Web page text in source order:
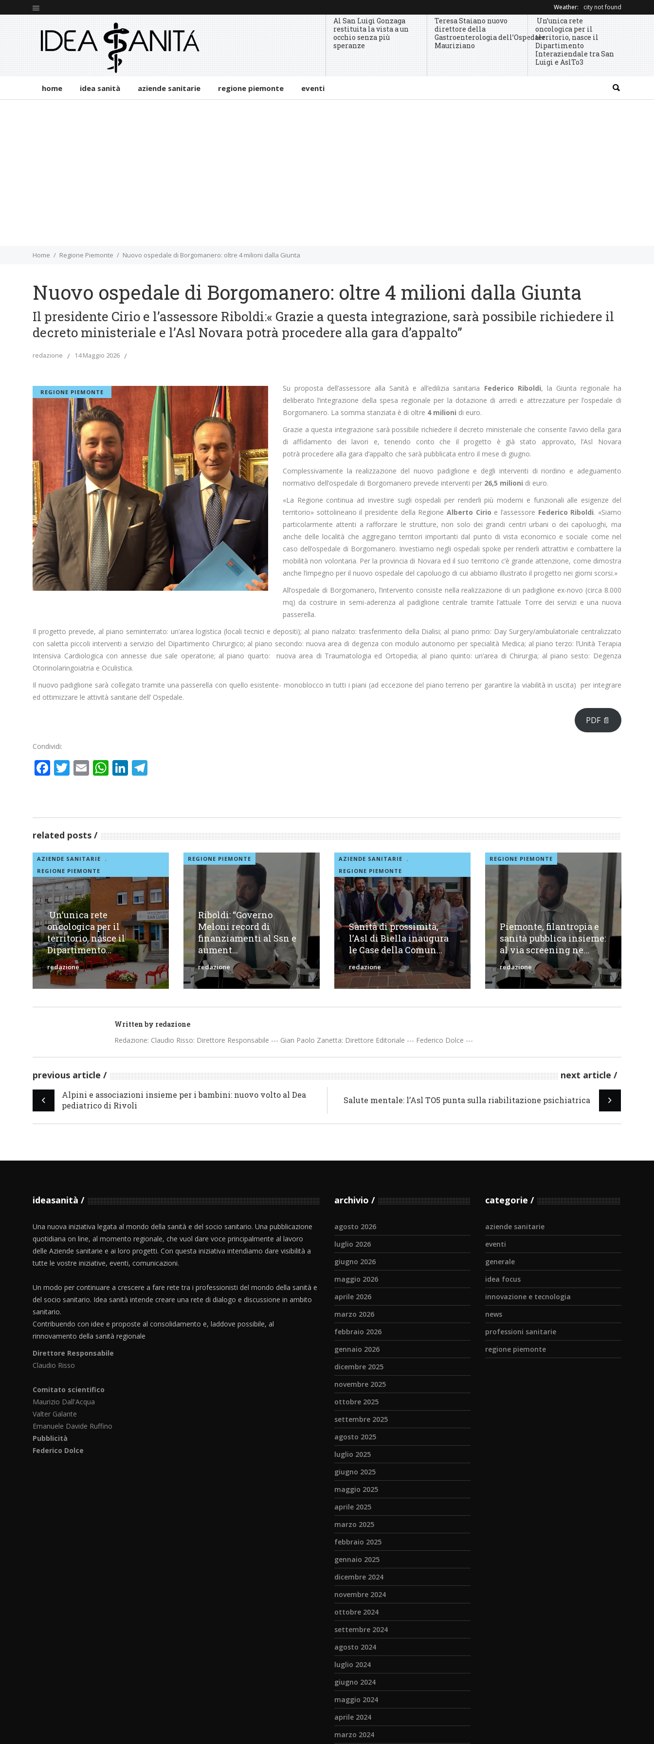
Weather: city not found
Al San Luigi Gonzaga
restituita la vista a un
occhio senza più
speranze
Teresa Staiano nuovo
direttore della
Gastroenterologia dell’Ospedale
Mauriziano
Un’unica rete
oncologica per il
territorio, nasce il
Dipartimento
Interaziendale tra San
Luigi e AslTo3
home idea sanità aziende sanitarie regione piemonte eventi
Home Regione Piemonte Nuovo ospedale di Borgomanero: oltre 4 milioni dalla Giunta
Nuovo ospedale di Borgomanero: oltre 4 milioni dalla Giunta
Il presidente Cirio e l’assessore Riboldi:« Grazie a questa integrazione, sarà possibile richiedere il
decreto ministeriale e l’Asl Novara potrà procedere alla gara d’appalto”
redazione 14 Maggio 2026
REGIONE PIEMONTE Su proposta dell’assessore alla Sanità e all’edilizia sanitaria Federico Riboldi, la Giunta regionale ha
deliberato l’integrazione della spesa regionale per la dotazione di arredi e attrezzature per l’ospedale di
Borgomanero. La somma stanziata è di oltre 4 milioni di euro.
Grazie a questa integrazione sarà possibile richiedere il decreto ministeriale che consente l’avvio della gara
di affidamento dei lavori e, tenendo conto che il progetto è già stato approvato, l’Asl Novara
potrà procedere alla gara d’appalto che sarà pubblicata entro il mese di giugno.
Complessivamente la realizzazione del nuovo padiglione e degli interventi di riordino e adeguamento
normativo dell’ospedale di Borgomanero prevede interventi per 26,5 milioni di euro.
«La Regione continua ad investire sugli ospedali per renderli più moderni e funzionali alle esigenze del
territorio» sottolineano il presidente della Regione Alberto Cirio e l’assessore Federico Riboldi. «Siamo
particolarmente attenti a rafforzare le strutture, non solo dei grandi centri urbani o dei capoluoghi, ma
anche delle località che aggregano territori importanti dal punto di vista economico e sociale come nel
caso dell’ospedale di Borgomanero. Investiamo negli ospedali spoke per renderli attrattivi e combattere la
mobilità non volontaria. Per la provincia di Novara ed il suo territorio c’è grande attenzione, come dimostra
anche l’impegno per il nuovo ospedale del capoluogo di cui abbiamo illustrato il progetto nei giorni scorsi.»
All’ospedale di Borgomanero, l’intervento consiste nella realizzazione di un padiglione ex-novo (circa 8.000
mq) da costruire in semi-aderenza al padiglione centrale tramite l’attuale Torre dei servizi e una nuova
passerella.
Il progetto prevede, al piano seminterrato: un’area logistica (locali tecnici e depositi); al piano rialzato: trasferimento della Dialisi; al piano primo: Day Surgery/ambulatoriale centralizzato
con saletta piccoli interventi a servizio del Dipartimento Chirurgico; al piano secondo: nuova area di degenza con modulo autonomo per specialità Medica; al piano terzo: l’Unità Terapia
Intensiva Cardiologica con annesse due sale operatorie; al piano quarto: nuova area di Traumatologia ed Ortopedia; al piano quinto: un’area di Chirurgia; al piano sesto: Degenza
Otorinolaringoiatria e Oculistica.
Il nuovo padiglione sarà collegato tramite una passerella con quello esistente- monoblocco in tutti i piani (ad eccezione del piano terreno per garantire la viabilità in uscita) per integrare
ed ottimizzare le attività sanitarie dell’ Ospedale.
PDF 📄
Condividi:
Facebook
Twitter
EmailWhatsApp
LinkedIn
related posts
AZIENDE SANITARIE
,
REGIONE PIEMONTE
Un’unica rete
oncologica per il
territorio, nasce il
Dipartimento...
redazione
REGIONE PIEMONTE
Riboldi: “Governo
Meloni record di
finanziamenti al Ssn e
aument...
redazione
AZIENDE SANITARIE
,
REGIONE PIEMONTE
Sanità di prossimità,
l’Asl di Biella inaugura
le Case della Comun...
redazione
REGIONE PIEMONTE
Piemonte, filantropia e
sanità pubblica insieme:
al via screening ne...
redazione
Written by redazione
Redazione: Claudio Risso: Direttore Responsabile --- Gian Paolo Zanetta: Direttore Editoriale --- Federico Dolce ---
previous article next article
Alpini e associazioni insieme per i bambini: nuovo volto al Dea
pediatrico di Rivoli
Salute mentale: l’Asl TO5 punta sulla riabilitazione psichiatrica
ideasanità
Una nuova iniziativa legata al mondo della sanità e del socio sanitario. Una pubblicazione
quotidiana on line, al momento regionale, che vuol dare voce principalmente al lavoro
delle Aziende sanitarie e ai loro progetti. Con questa iniziativa intendiamo dare visibilità a
tutte le vostre iniziative, eventi, comunicazioni.
Un modo per continuare a crescere a fare rete tra i professionisti del mondo della sanità e
del socio sanitario. Idea sanità intende creare una rete di dialogo e discussione in ambito
sanitario.
Contribuendo con idee e proposte al consolidamento e, laddove possibile, al
rinnovamento della sanità regionale
Direttore Responsabile
Claudio Risso
Comitato scientifico
Maurizio Dall'Acqua
Valter Galante
Emanuele Davide Ruffino
Pubblicità
Federico Dolce
archivio
agosto 2026
luglio 2026
giugno 2026
maggio 2026
aprile 2026
marzo 2026
febbraio 2026
gennaio 2026
dicembre 2025
novembre 2025
ottobre 2025
settembre 2025
agosto 2025
luglio 2025
giugno 2025
maggio 2025
aprile 2025
marzo 2025
febbraio 2025
gennaio 2025
dicembre 2024
novembre 2024
ottobre 2024
settembre 2024
agosto 2024
luglio 2024
giugno 2024
maggio 2024
aprile 2024
marzo 2024
categorie
aziende sanitarie
eventi
generale
idea focus
innovazione e tecnologia
news
professioni sanitarie
regione piemonte